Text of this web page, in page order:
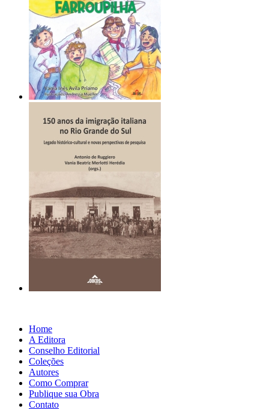
Home
A Editora
Conselho Editorial
Coleções
Autores
Como Comprar
Publique sua Obra
Contato